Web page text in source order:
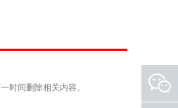
时间删除相关内容。